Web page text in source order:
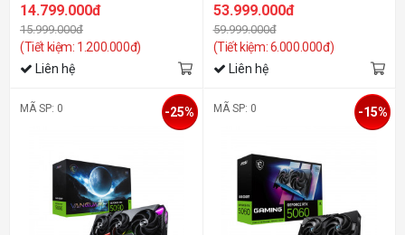
14.799.000đ
15.999.000đ
(Tiết kiệm: 1.200.000đ)
Liên hệ
O16G-GAMING) White Edition
53.999.000đ
59.999.000đ
(Tiết kiệm: 6.000.000đ)
Liên hệ
MÃ SP: 0 -25% MÃ SP: 0 -15%